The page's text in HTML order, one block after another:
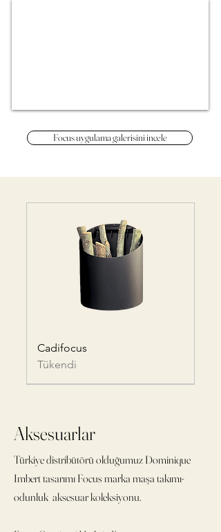
Focus uygulama galerisini incele
Cadifocus
Tükendi
STANNFOCUS
KASIFOCUS
DELTAFOCUS
KYLINDROFOCUS
Aksesuarlar
Türkiye distribütörü olduğumuz Dominique
Imbert tasarımı Focus marka maşa takımı-
odunluk aksesuar koleksiyonu.